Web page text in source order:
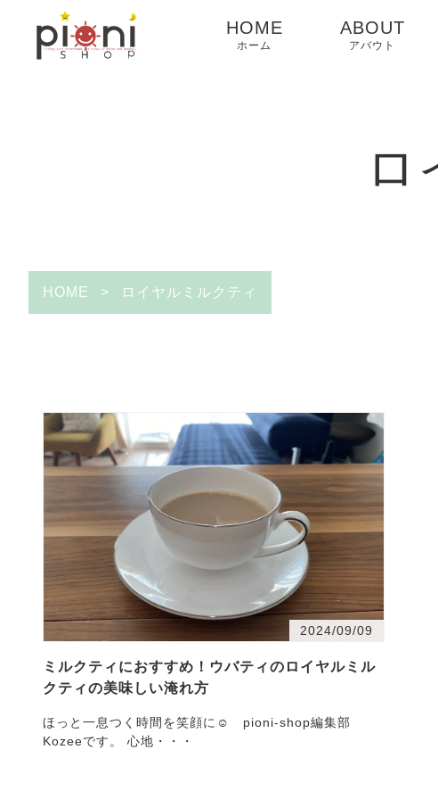
HOME
ホーム
ABOUT
アバウト
ロ
HOME > ロイヤルミルクティ
2024/09/09
ミルクティにおすすめ！ウバティのロイヤルミル
クティの美味しい淹れ方
ほっと一息つく時間を笑顔に☺ pioni-shop編集部
Kozeeです。 心地・・・